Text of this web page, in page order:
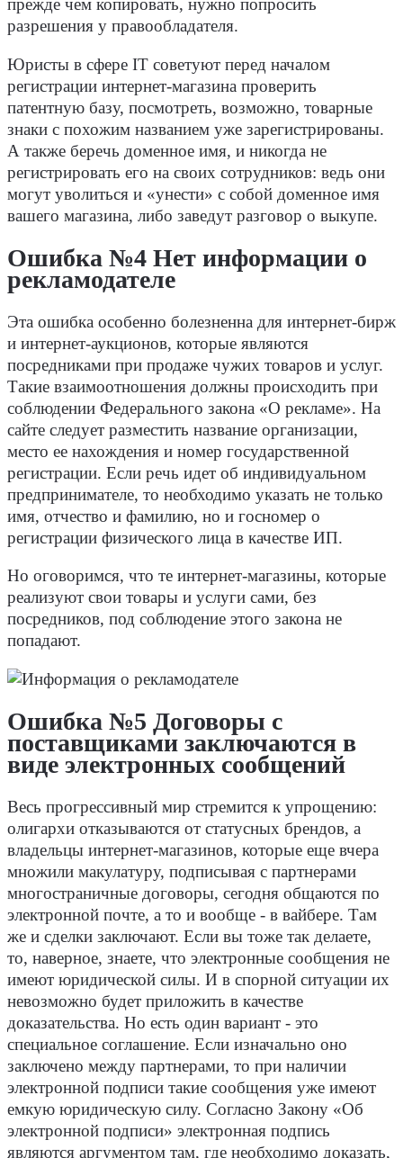
прежде чем копировать, нужно попросить
разрешения у правообладателя.
Юристы в сфере IT советуют перед началом
регистрации интернет-магазина проверить
патентную базу, посмотреть, возможно, товарные
знаки с похожим названием уже зарегистрированы.
А также беречь доменное имя, и никогда не
регистрировать его на своих сотрудников: ведь они
могут уволиться и «унести» с собой доменное имя
вашего магазина, либо заведут разговор о выкупе.
Ошибка №4 Нет информации о
рекламодателе
Эта ошибка особенно болезненна для интернет-бирж
и интернет-аукционов, которые являются
посредниками при продаже чужих товаров и услуг.
Такие взаимоотношения должны происходить при
соблюдении Федерального закона «О рекламе». На
сайте следует разместить название организации,
место ее нахождения и номер государственной
регистрации. Если речь идет об индивидуальном
предпринимателе, то необходимо указать не только
имя, отчество и фамилию, но и госномер о
регистрации физического лица в качестве ИП.
Но оговоримся, что те интернет-магазины, которые
реализуют свои товары и услуги сами, без
посредников, под соблюдение этого закона не
попадают.
Ошибка №5 Договоры с
поставщиками заключаются в
виде электронных сообщений
Весь прогрессивный мир стремится к упрощению:
олигархи отказываются от статусных брендов, а
владельцы интернет-магазинов, которые еще вчера
множили макулатуру, подписывая с партнерами
многостраничные договоры, сегодня общаются по
электронной почте, а то и вообще - в вайбере. Там
же и сделки заключают. Если вы тоже так делаете,
то, наверное, знаете, что электронные сообщения не
имеют юридической силы. И в спорной ситуации их
невозможно будет приложить в качестве
доказательства. Но есть один вариант - это
специальное соглашение. Если изначально оно
заключено между партнерами, то при наличии
электронной подписи такие сообщения уже имеют
емкую юридическую силу. Согласно Закону «Об
электронной подписи» электронная подпись
являются аргументом там, где необходимо доказать,